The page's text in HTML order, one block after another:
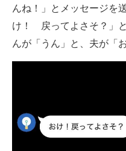
んね！」とメッセージを
け！ 戻ってよさそ？」
んが「うん」と、夫が「